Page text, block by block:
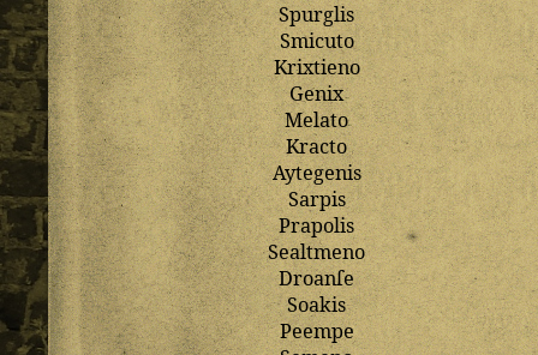
Spurglis
Smicuto
Krixtieno
Genix
Melato
Kracto
Aytegenis
Sarpis
Prapolis
Sealtmeno
Droanſe
Soakis
Peempe